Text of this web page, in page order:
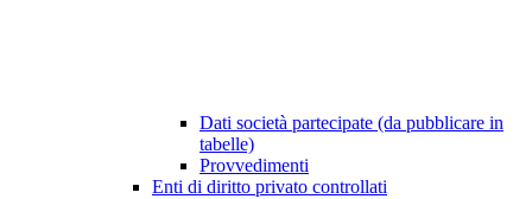
Dati società partecipate (da pubblicare in
tabelle)
Provvedimenti
Enti di diritto privato controllati